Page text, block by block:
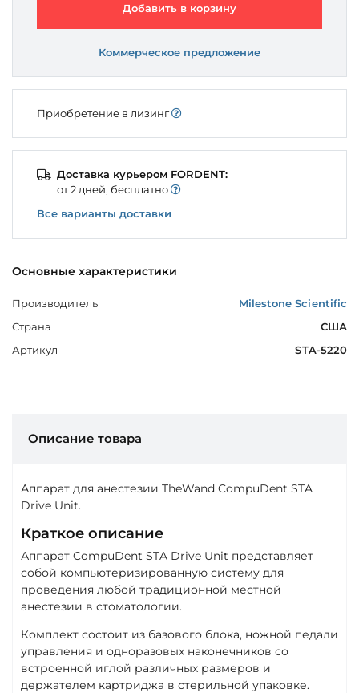
Основные характеристики
Производитель
Milestone Scientific
Страна
США
Артикул
STA-5220
Добавить в корзину
Коммерческое предложение
Приобретение в лизинг
Доставка курьером FORDENT:
от 2 дней, бесплатно
Все варианты доставки
Описание товара
Аппарат для анестезии TheWand CompuDent STA
Drive Unit.
Краткое описание
Аппарат CompuDent STA Drive Unit представляет
собой компьютеризированную систему для
проведения любой традиционной местной
анестезии в стоматологии.
Комплект состоит из базового блока, ножной педали
управления и одноразовых наконечников со
встроенной иглой различных размеров и
держателем картриджа в стерильной упаковке.